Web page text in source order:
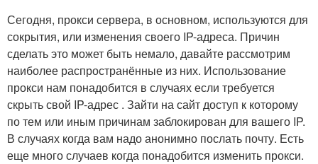
Сегодня, прокси сервера, в основном, используются для
сокрытия, или изменения своего IP-адреса. Причин
сделать это может быть немало, давайте рассмотрим
наиболее распространённые из них. Использование
прокси нам понадобится в случаях если требуется
скрыть свой IP-адрес . Зайти на сайт доступ к которому
по тем или иным причинам заблокирован для вашего IP.
В случаях когда вам надо анонимно послать почту. Есть
еще много случаев когда понадобится изменить прокси.